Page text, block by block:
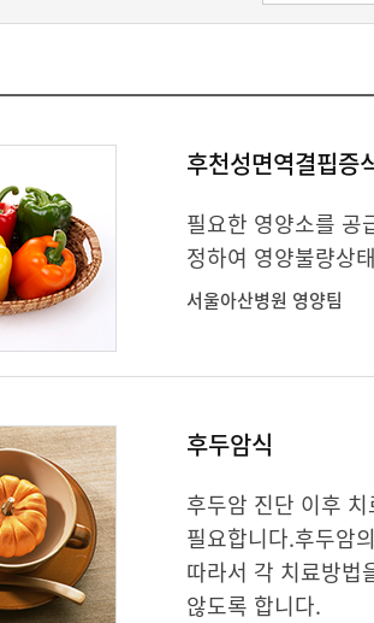
후천성면역결핍증
필요한 영양소를 공
정하여 영양불량상
서울아산병원 영양팀
후두암식
후두암 진단 이후
필요합니다.후두암
따라서 각 치료방법
않도록 합니다.